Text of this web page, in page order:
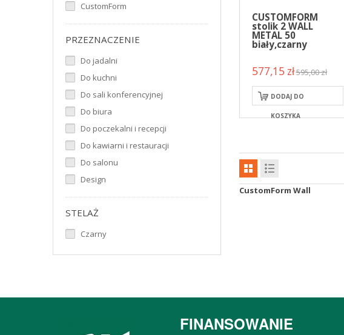
CustomForm
PRZEZNACZENIE
Do jadalni
Do kuchni
Do sali konferencyjnej
Do biura
Do poczekalni i recepcji
Do kawiarni i restauracji
Do salonu
Design
STELAŻ
Czarny
CUSTOMFORM
stolik 2 WALL
METAL 50
biały,czarny
577,15 zł595,00 zł
DODAJ DO
KOSZYKA
CustomForm Wall
FINANSOWANIE